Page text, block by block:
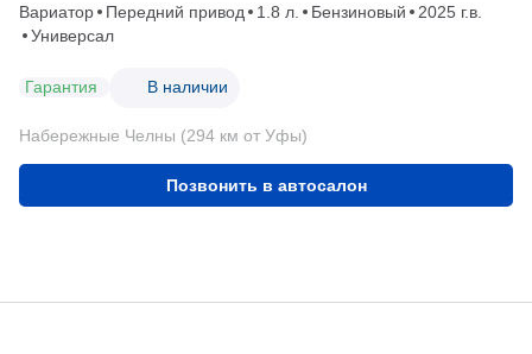
Вариатор Передний привод 1.8 л. Бензиновый
2025 г.в.
Универсал
Гарантия В наличии
Набережные Челны (294 км от Уфы)
Позвонить в автосалон